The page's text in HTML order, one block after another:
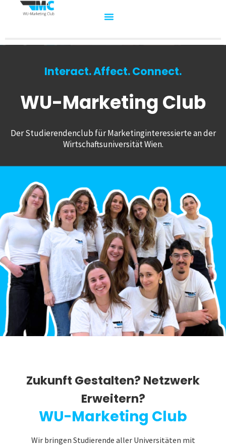
Interact. Affect. Connect.
WU-Marketing Club
Der Studierendenclub für Marketinginteressierte an der
Wirtschaftsuniversität Wien.
Zukunft Gestalten? Netzwerk
Erweitern?
WU-Marketing Club
Wir bringen Studierende aller Universitäten mit